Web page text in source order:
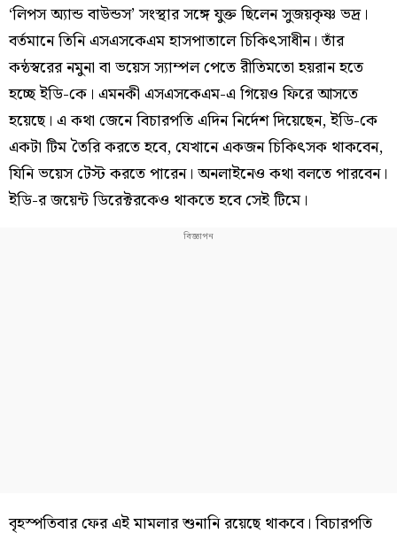
‘লিপস অ্যান্ড বাউন্ডস’ সংস্থার সঙ্গে যুক্ত ছিলেন সুজয়কৃষ্ণ ভদ্র।
বর্তমানে তিনি এসএসকেএম হাসপাতালে চিকিৎসাধীন। তাঁর
কন্ঠস্বরের নমুনা বা ভয়েস স্যাম্পল পেতে রীতিমতো হয়রান হতে
হচ্ছে ইডি-কে। এমনকী এসএসকেএম-এ গিয়েও ফিরে আসতে
হয়েছে। এ কথা জেনে বিচারপতি এদিন নির্দেশ দিয়েছেন, ইডি-কে
একটা টিম তৈরি করতে হবে, যেখানে একজন চিকিৎসক থাকবেন,
যিনি ভয়েস টেস্ট করতে পারেন। অনলাইনেও কথা বলতে পারবেন।
ইডি-র জয়েন্ট ডিরেক্টরকেও থাকতে হবে সেই টিমে।
বৃহস্পতিবার ফের এই মামলার শুনানি রয়েছে থাকবে। বিচারপতি